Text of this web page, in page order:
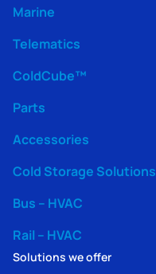
Marine
Telematics
ColdCube™
Parts
Accessories
Cold Storage Solutions
Bus – HVAC
Rail – HVAC
Solutions we offer